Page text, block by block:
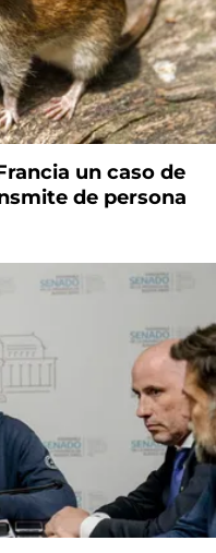
un caso de
de persona